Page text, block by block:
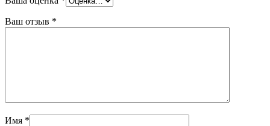
Ваш отзыв *
Имя *